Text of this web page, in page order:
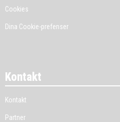
Cookies
Dina Cookie-prefenser
Kontakt
Kontakt
Partner